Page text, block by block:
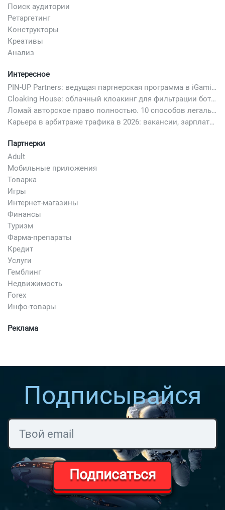
Поиск аудитории
Ретаргетинг
Конструкторы
Креативы
Анализ
Интересное
PIN-UP Partners: ведущая партнерская программа в iGaming
Cloaking House: облачный клоакинг для фильтрации ботов FB и Google Ads — гайд PHP-интеграции 2026
Ломай авторское право полностью. 10 способов легально добавить любимый трек в свой креатив
Карьера в арбитраже трафика в 2026: вакансии, зарплаты и как начать
Партнерки
Adult
Мобильные приложения
Товарка
Игры
Интернет-магазины
Финансы
Туризм
Фарма-препараты
Кредит
Услуги
Гемблинг
Недвижимость
Forex
Инфо-товары
Реклама
Подписывайся
Подписаться